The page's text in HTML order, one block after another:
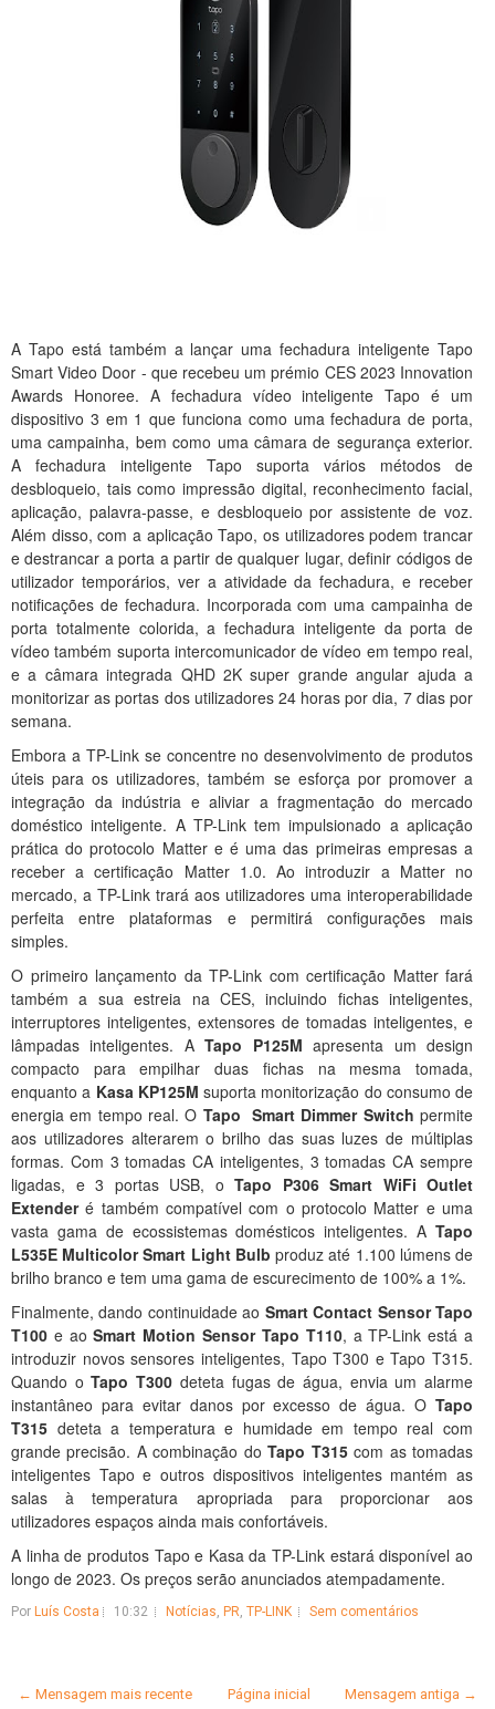
A Tapo está também a lançar uma fechadura inteligente Tapo
Smart Video Door - que recebeu um prémio CES 2023 Innovation
Awards Honoree. A fechadura vídeo inteligente Tapo é um
dispositivo 3 em 1 que funciona como uma fechadura de porta,
uma campainha, bem como uma câmara de segurança exterior.
A fechadura inteligente Tapo suporta vários métodos de
desbloqueio, tais como impressão digital, reconhecimento facial,
aplicação, palavra-passe, e desbloqueio por assistente de voz.
Além disso, com a aplicação Tapo, os utilizadores podem trancar
e destrancar a porta a partir de qualquer lugar, definir códigos de
utilizador temporários, ver a atividade da fechadura, e receber
notificações de fechadura. Incorporada com uma campainha de
porta totalmente colorida, a fechadura inteligente da porta de
vídeo também suporta intercomunicador de vídeo em tempo real,
e a câmara integrada QHD 2K super grande angular ajuda a
monitorizar as portas dos utilizadores 24 horas por dia, 7 dias por
semana.
Embora a TP-Link se concentre no desenvolvimento de produtos
úteis para os utilizadores, também se esforça por promover a
integração da indústria e aliviar a fragmentação do mercado
doméstico inteligente. A TP-Link tem impulsionado a aplicação
prática do protocolo Matter e é uma das primeiras empresas a
receber a certificação Matter 1.0. Ao introduzir a Matter no
mercado, a TP-Link trará aos utilizadores uma interoperabilidade
perfeita entre plataformas e permitirá configurações mais
simples.
O primeiro lançamento da TP-Link com certificação Matter fará
também a sua estreia na CES, incluindo fichas inteligentes,
interruptores inteligentes, extensores de tomadas inteligentes, e
lâmpadas inteligentes. ATapo P125M apresenta um design
compacto para empilhar duas fichas na mesma tomada,
enquanto a Kasa KP125M suporta monitorização do consumo de
energia em tempo real. O Tapo Smart Dimmer Switch permite
aos utilizadores alterarem o brilho das suas luzes de múltiplas
formas. Com 3 tomadas CA inteligentes, 3 tomadas CA sempre
ligadas, e 3 portas USB, o Tapo P306 Smart WiFi Outlet
Extenderé também compatível com o protocolo Matter e uma
vasta gama de ecossistemas domésticos inteligentes. A Tapo
L535E Multicolor Smart Light Bulb produz até 1.100 lúmens de
brilho branco e tem uma gama de escurecimento de 100% a 1%.
Finalmente, dando continuidade ao Smart Contact Sensor Tapo
T100 e aoSmart Motion Sensor Tapo T110, a TP-Link está a
introduzir novos sensores inteligentes, Tapo T300 e Tapo T315.
Quando oTapo T300 deteta fugas de água, envia um alarme
instantâneo para evitar danos por excesso de água. O Tapo
T315 deteta a temperatura e humidade em tempo real com
grande precisão. A combinação doTapo T315com as tomadas
inteligentes Tapo e outros dispositivos inteligentes mantém as
salas à temperatura apropriada para proporcionar aos
utilizadores espaços ainda mais confortáveis.
A linha de produtos Tapo e Kasa da TP-Link estará disponível ao
longo de 2023. Os preços serão anunciados atempadamente.
Por Luís Costa 10:32 Notícias, PR, TP-LINK Sem comentários
← Mensagem mais recente Mensagem antiga →
Página inicial